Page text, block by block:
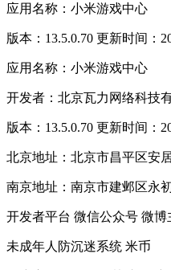
应用名称：小米游戏中心
版本：13.5.0.70 更新时间：
应用名称：小米游戏中心
开发者：北京瓦力网络科技
版本：13.5.0.70 更新时间：
北京地址：北京市昌平区安
南京地址：南京市建邺区永
开发者平台 微信公众号 微博
未成年人防沉迷系统 米币